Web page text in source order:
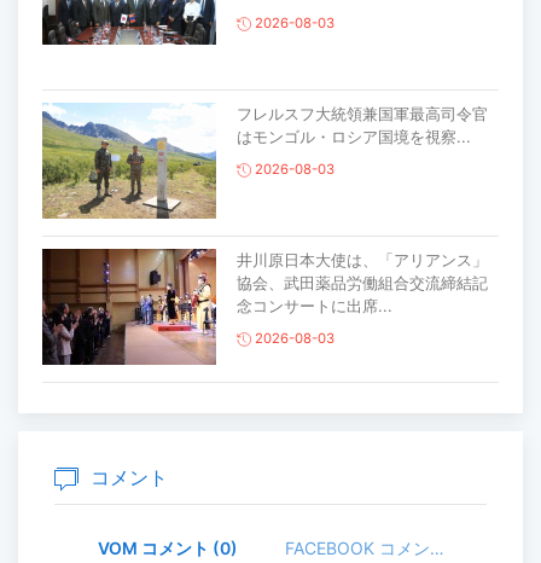
2026-08-03
フレルスフ大統領兼国軍最高司令官
はモンゴル・ロシア国境を視察...
2026-08-03
井川原日本大使は、「アリアンス」
協会、武田薬品労働組合交流締結記
念コンサートに出席...
2026-08-03
家畜頭数は約7800万頭に達する見通
コメント
VOM コメント (0) FACEBOOK コメント (